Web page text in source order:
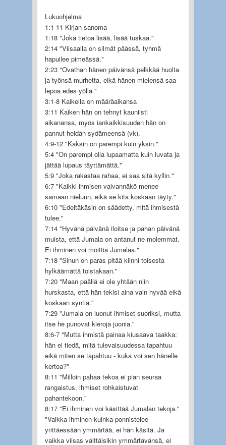
Lukuohjelma
1:1-11 Kirjan sanoma
1:18 "Joka tietoa lisää, lisää tuskaa."
2:14 "Viisaalla on silmät päässä, tyhmä
hapuilee pimeässä."
2:23 "Ovathan hänen päivänsä pelkkää huolta
ja työnsä murhetta, eikä hänen mielensä saa
lepoa edes yöllä."
3:1-8 Kaikella on määräaikansa
3:11 Kaiken hän on tehnyt kauniisti
aikanansa, myös iankaikkisuuden hän on
pannut heidän sydämeensä (vk).
4:9-12 "Kaksin on parempi kuin yksin."
5:4 "On parempi olla lupaamatta kuin luvata ja
jättää lupaus täyttämättä."
5:9 "Joka rakastaa rahaa, ei saa sitä kyllin."
6:7 "Kaikki ihmisen vaivannäkö menee
samaan nieluun, eikä se kita koskaan täyty."
6:10 "Edeltäkäsin on säädetty, mitä ihmisestä
tulee."
7:14 "Hyvänä päivänä iloitse ja pahan päivänä
muista, että Jumala on antanut ne molemmat.
Ei ihminen voi moittia Jumalaa."
7:18 "Sinun on paras pitää kiinni toisesta
hylkäämättä toistakaan."
7:20 "Maan päällä ei ole yhtään niin
hurskasta, että hän tekisi aina vain hyvää eikä
koskaan syntiä."
7:29 "Jumala on luonut ihmiset suoriksi, mutta
itse he punovat kieroja juonia."
8:6-7 "Mutta ihmistä painaa kiusaava taakka:
hän ei tiedä, mitä tulevaisuudessa tapahtuu
eikä miten se tapahtuu - kuka voi sen hänelle
kertoa?"
8:11 "Milloin pahaa tekoa ei pian seuraa
rangaistus, ihmiset rohkaistuvat
pahantekoon."
8:17 "Ei ihminen voi käsittää Jumalan tekoja."
"Vaikka ihminen kuinka ponnistelee
yrittäessään ymmärtää, ei hän käsitä. Ja
vaikka viisas väittäisikin ymmärtävänsä, ei